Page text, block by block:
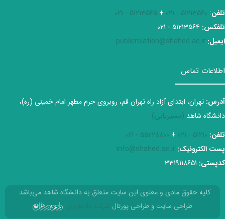
تلفن:
51213560 - 021
+
51213565 - 021
تلفکس:
ایمیل: publicrelation@shahed.ac.ir
اطلاعات تماس
آدرس: تهران، ابتدای آزاد راه تهران قم، روبروی حرم مطهر امام خمینی (ره)،
دانشگاه شاهد (مسیریابی)
تلفن: 51210 - 021
+
55228800 - 021
پست الکترونیک: info@shahed.ac.ir
کدپستی:
کلیه حقوق مادی و معنوی این سایت متعلق به دانشگاه شاهد می‌باشد.
طراحی سایت و طراحی پورتال